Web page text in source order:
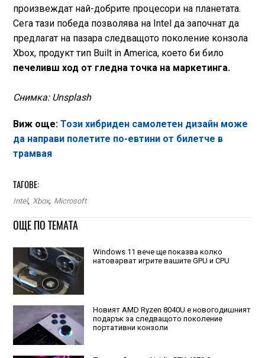
произвеждат най-добрите процесори на планетата.
Сега тази победа позволява на Intel да започнат да
предлагат на пазара следващото поколение конзола
Xbox, продукт тип Built in America, което би било
печеливш ход от гледна точка на маркетинга.
Снимка: Unsplash
Виж още: Този хибриден самолетен дизайн може
да направи полетите по-евтини от билетче в
трамвая
ТАГОВЕ:
Intel, Xbox, Microsoft
ОЩЕ ПО ТЕМАТА
Windows 11 вече ще показва колко
натоварват игрите вашите GPU и CPU
Новият AMD Ryzen 8040U е новогодишният
подарък за следващото поколение
портативни конзоли